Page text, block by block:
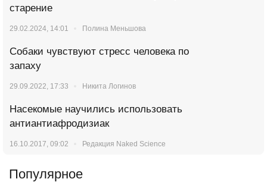
старение
29.02.2024, 14:01 Полина Меньшова
Собаки чувствуют стресс человека по
запаху
29.09.2022, 17:33 Никита Логинов
Насекомые научились использовать
антиантиафродизиак
16.10.2017, 09:02 Редакция Naked Science
Популярное